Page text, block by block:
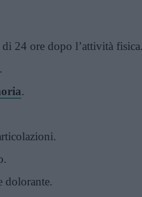
di 24 ore dopo l’attività fisica.
.
dolorante.